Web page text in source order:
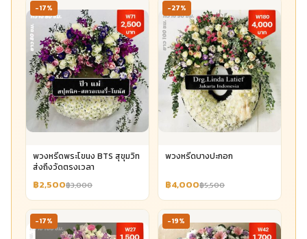
-17%
พวงหรีดพระโขนง BTS สุขุมวิท
ส่งถึงวัดตรงเวลา
฿2,500฿3,000
-27%
พวงหรีดบางปะกอก
฿4,000฿5,500
-17% -19%